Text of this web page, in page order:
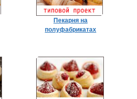
Пекарня на
полуфабрикатах